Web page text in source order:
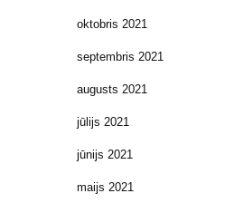
oktobris 2021
septembris 2021
augusts 2021
jūlijs 2021
jūnijs 2021
maijs 2021